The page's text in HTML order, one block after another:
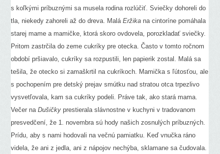
s koľkými príbuznými sa musela rodina rozlúčiť. Sviečky dohoreli do
tla, niekedy zahoreli až do dreva. MaláEržika na cintoríne pomáhala
starej mame a mamičke, ktorá skoro ovdovela, porozkladať sviečky.
Pritom zastrčila do zeme cukríky pre otecka. Často v tomto ročnom
období pršiavalo, cukríky sa rozpustili, len papierik zostal. Malá sa
tešila, že otecko si zamaškrtil na cukríkoch. Mamička s ľútosťou, ale
s pochopením pre detský prejav smútku nad stratou otca trpezlivo
vysvetľovala, kam sa cukríky podeli. Práve tak, ako stará mama.
Večer naDušičky prestierala slávnostne v kuchyni v tradovanom
presvedčení, že 1. novembra sú hody našich zosnulých príbuzných.
Prídu, aby s nami hodovali na večnú pamiatku. Keď vnučka ráno
videla, že ani z jedla, ani z nápojov nechýba, sklamane sa čudovala.